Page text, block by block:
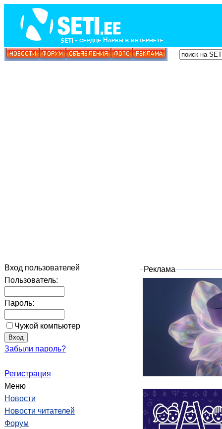
Вход пользователей
Пользователь:
Пароль:
Чужой компьютер
Забыли пароль?
Регистрация
Меню
Новости
Новости читателей
Форум
Реклама